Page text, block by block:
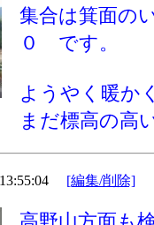
集合は箕面の
０ です。
ようやく暖か
まだ標高の高
[編集/削除]